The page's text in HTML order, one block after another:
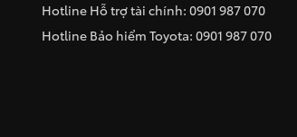
Hotline Hỗ trợ tài chính: 0901 987 070
Hotline Bảo hiểm Toyota: 0901 987 070